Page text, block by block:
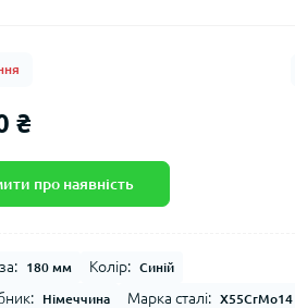
₴
про наявність
180 мм Колір: Синій
Німеччина Марка сталі: X55CrMo14